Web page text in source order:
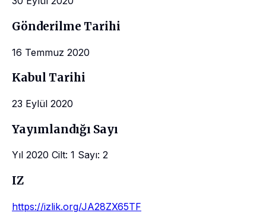
Gönderilme Tarihi
16 Temmuz 2020
Kabul Tarihi
23 Eylül 2020
Yayımlandığı Sayı
Yıl 2020 Cilt: 1 Sayı: 2
IZ
https://izlik.org/JA28ZX65TF